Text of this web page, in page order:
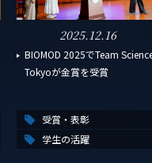
2025.12.16
BIOMOD 2025でTeam
Tokyoが金賞を受賞
受賞・表彰
学生の活躍